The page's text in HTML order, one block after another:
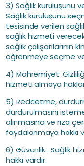
3) Sağlık kuruluşunu
Sağlık kuruluşunu
tesisinde verilen
sağlık hizmeti
sağlık çalışanlarının
öğrenmeye seçme
4) Mahremiyet:
hizmeti almaya
5) Reddetme,
durdurulmasını
alınmasına ve rıza
faydalanmaya hakkı
6) Güvenlik : Sağlık
hakkı vardır.